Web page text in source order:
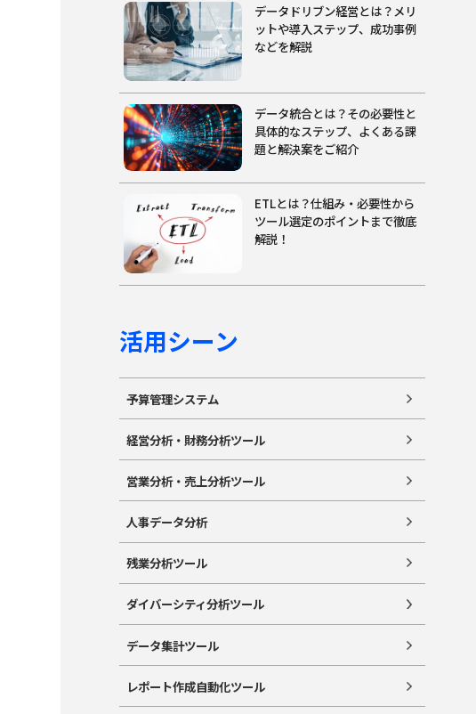
データドリブン経営とは？メリ
ットや導入ステップ、成功事例
などを解説
データ統合とは？その必要性と
具体的なステップ、よくある課
題と解決案をご紹介
ETLとは？仕組み・必要性から
ツール選定のポイントまで徹底
解説！
活用シーン
予算管理システム
経営分析・財務分析ツール
営業分析・売上分析ツール
人事データ分析
残業分析ツール
ダイバーシティ分析ツール
データ集計ツール
レポート作成自動化ツール